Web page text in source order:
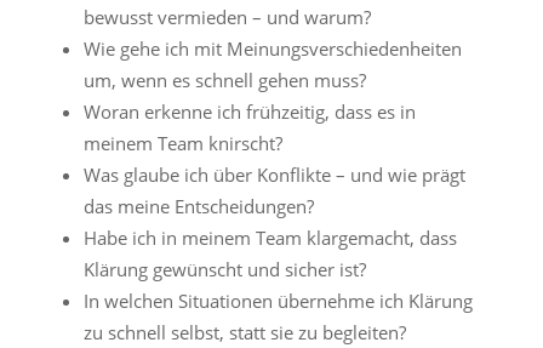
bewusst vermieden – und warum?
Wie gehe ich mit Meinungsverschiedenheiten
um, wenn es schnell gehen muss?
Woran erkenne ich frühzeitig, dass es in
meinem Team knirscht?
Was glaube ich über Konflikte – und wie prägt
das meine Entscheidungen?
Habe ich in meinem Team klargemacht, dass
Klärung gewünscht und sicher ist?
In welchen Situationen übernehme ich Klärung
zu schnell selbst, statt sie zu begleiten?